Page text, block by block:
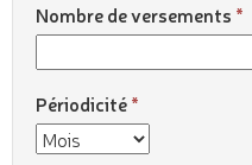
Nombre de versements
Périodicité